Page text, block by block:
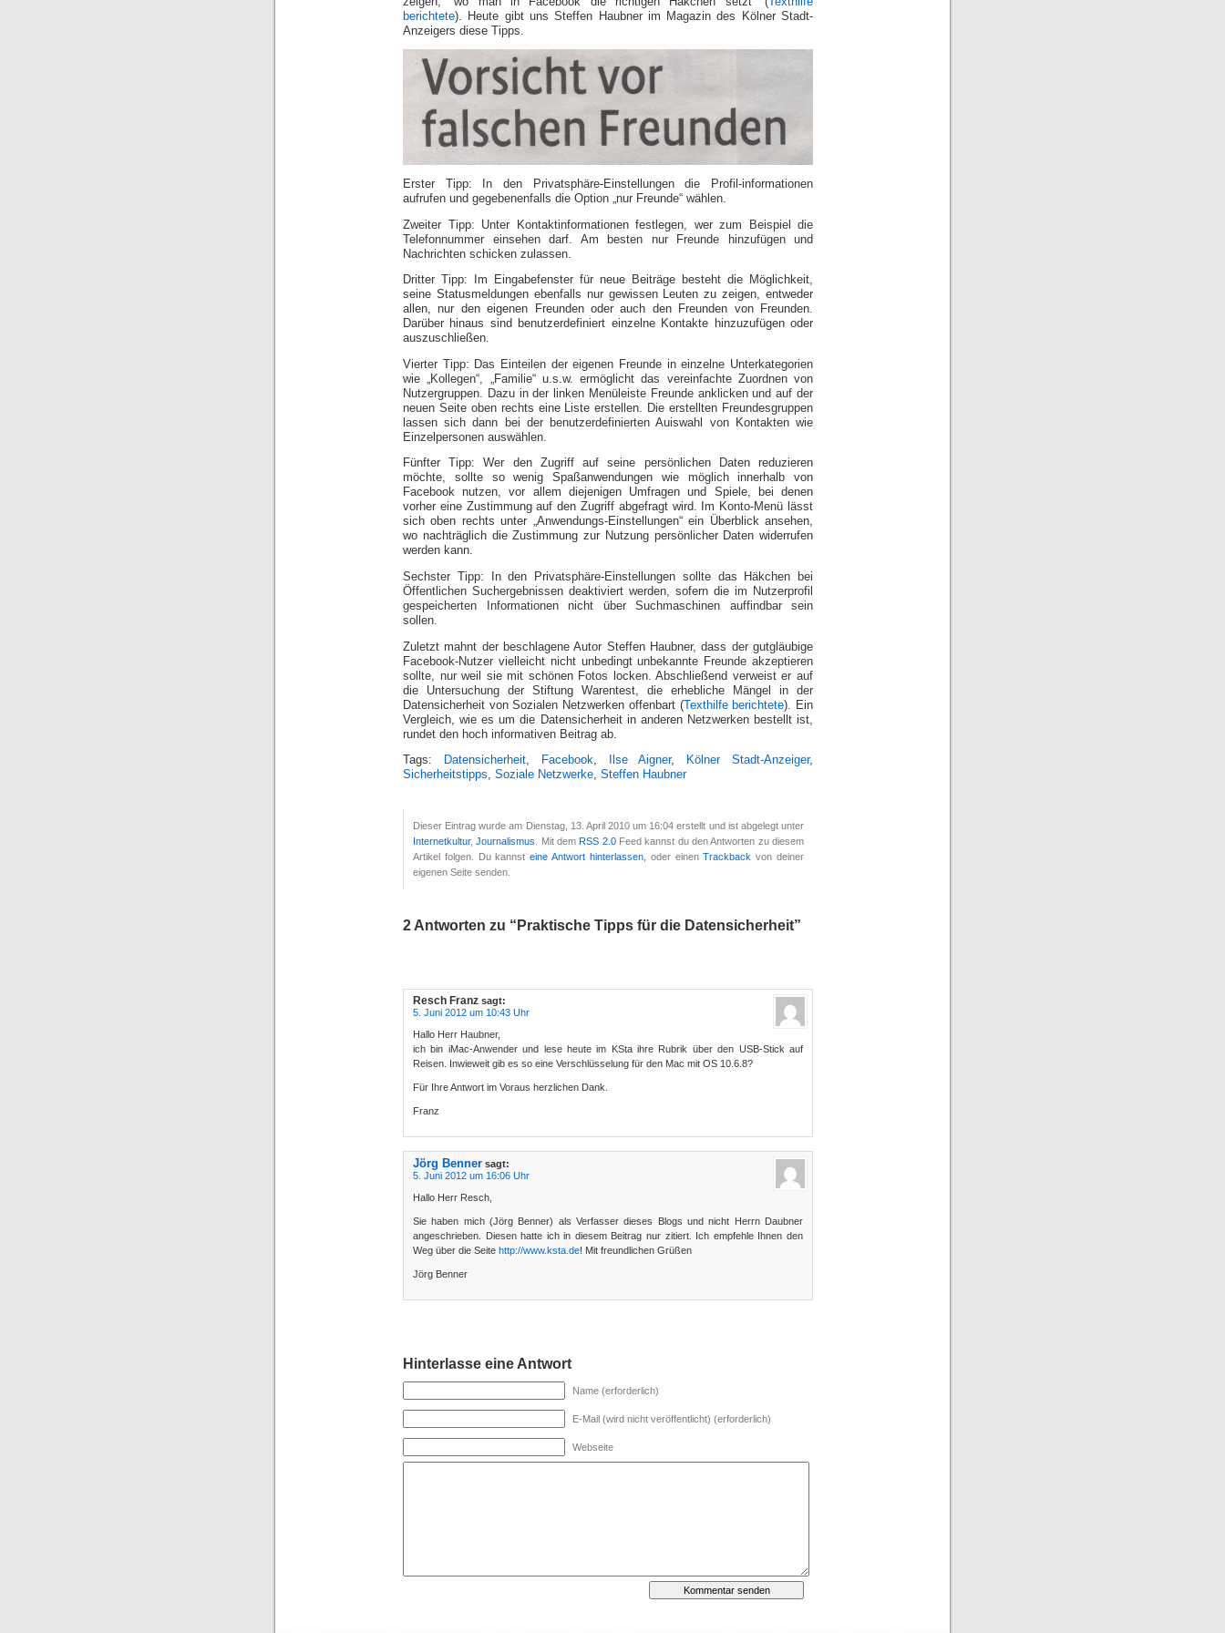
berichtete). Heute gibt uns Steffen Haubner im Magazin des Kölner Stadt-
Anzeigers diese Tipps.
Erster Tipp: In den Privatsphäre-Einstellungen die Profil-informationen
aufrufen und gegebenenfalls die Option „nur Freunde“ wählen.
Zweiter Tipp: Unter Kontaktinformationen festlegen, wer zum Beispiel die
Telefonnummer einsehen darf. Am besten nur Freunde hinzufügen und
Nachrichten schicken zulassen.
Dritter Tipp: Im Eingabefenster für neue Beiträge besteht die Möglichkeit,
seine Statusmeldungen ebenfalls nur gewissen Leuten zu zeigen, entweder
allen, nur den eigenen Freunden oder auch den Freunden von Freunden.
Darüber hinaus sind benutzerdefiniert einzelne Kontakte hinzuzufügen oder
auszuschließen.
Vierter Tipp: Das Einteilen der eigenen Freunde in einzelne Unterkategorien
wie „Kollegen“, „Familie“ u.s.w. ermöglicht das vereinfachte Zuordnen von
Nutzergruppen. Dazu in der linken Menüleiste Freunde anklicken und auf der
neuen Seite oben rechts eine Liste erstellen. Die erstellten Freundesgruppen
lassen sich dann bei der benutzerdefinierten Auiswahl von Kontakten wie
Einzelpersonen auswählen.
Fünfter Tipp: Wer den Zugriff auf seine persönlichen Daten reduzieren
möchte, sollte so wenig Spaßanwendungen wie möglich innerhalb von
Facebook nutzen, vor allem diejenigen Umfragen und Spiele, bei denen
vorher eine Zustimmung auf den Zugriff abgefragt wird. Im Konto-Menü lässt
sich oben rechts unter „Anwendungs-Einstellungen“ ein Überblick ansehen,
wo nachträglich die Zustimmung zur Nutzung persönlicher Daten widerrufen
werden kann.
Sechster Tipp: In den Privatsphäre-Einstellungen sollte das Häkchen bei
Öffentlichen Suchergebnissen deaktiviert werden, sofern die im Nutzerprofil
gespeicherten Informationen nicht über Suchmaschinen auffindbar sein
sollen.
Zuletzt mahnt der beschlagene Autor Steffen Haubner, dass der gutgläubige
Facebook-Nutzer vielleicht nicht unbedingt unbekannte Freunde akzeptieren
sollte, nur weil sie mit schönen Fotos locken. Abschließend verweist er auf
die Untersuchung der Stiftung Warentest, die erhebliche Mängel in der
Datensicherheit von Sozialen Netzwerken offenbart (Texthilfe berichtete). Ein
Vergleich, wie es um die Datensicherheit in anderen Netzwerken bestellt ist,
rundet den hoch informativen Beitrag ab.
Tags: Datensicherheit, Facebook, Ilse Aigner, Kölner Stadt-Anzeiger,
Sicherheitstipps, Soziale Netzwerke, Steffen Haubner
Dieser Eintrag wurde am Dienstag, 13. April 2010 um 16:04 erstellt und ist abgelegt unter
Internetkultur,Journalismus . Mit demRSS 2.0Feed kannst du den Antworten zu diesem
Artikel folgen. Du kannsteine Antwort hinterlassen, oder einenTrackback von deiner
eigenen Seite senden.
2 Antworten zu “Praktische Tipps für die Datensicherheit”
Resch Franz sagt:
5. Juni 2012 um 10:43 Uhr
Hallo Herr Haubner,
ich bin iMac-Anwender und lese heute im KSta ihre Rubrik über den USB-Stick auf
Reisen. Inwieweit gib es so eine Verschlüsselung für den Mac mit OS 10.6.8?
Für Ihre Antwort im Voraus herzlichen Dank.
Franz
Jörg Benner sagt:
5. Juni 2012 um 16:06 Uhr
Hallo Herr Resch,
Sie haben mich (Jörg Benner) als Verfasser dieses Blogs und nicht Herrn Daubner
angeschrieben. Diesen hatte ich in diesem Beitrag nur zitiert. Ich empfehle Ihnen den
Weg über die Seite http://www.ksta.de! Mit freundlichen Grüßen
Jörg Benner
Hinterlasse eine Antwort
Name (erforderlich)
E-Mail (wird nicht veröffentlicht) (erforderlich)
Webseite